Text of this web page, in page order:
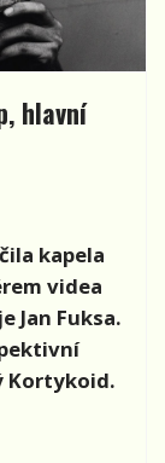
hlavní
kapela
videa
Jan Fuksa.
Kortykoid.